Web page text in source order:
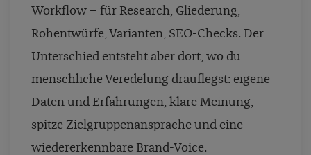
Workflow – für Research, Gliederung,
Rohentwürfe, Varianten, SEO-Checks. Der
Unterschied entsteht aber dort, wo du
menschliche Veredelung drauflegst: eigene
Daten und Erfahrungen, klare Meinung,
spitze Zielgruppenansprache und eine
wiedererkennbare Brand-Voice.